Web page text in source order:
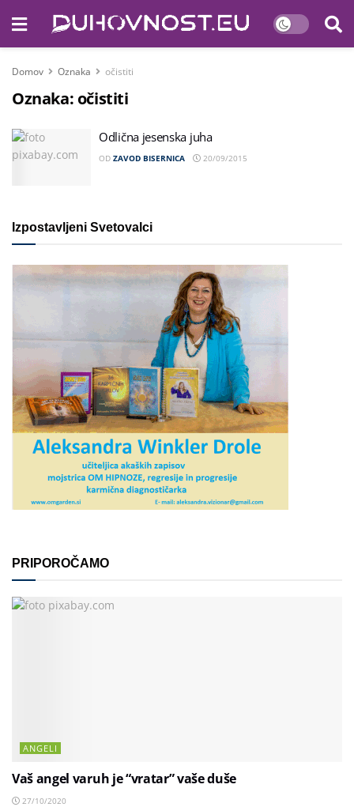
Domov Oznaka očistiti
Oznaka: očistiti
Odlična jesenska juha
OD ZAVOD BISERNICA 20/09/2015
Izpostavljeni Svetovalci
PRIPOROČAMO
ANGELI
Vaš angel varuh je “vratar” vaše duše
27/10/2020